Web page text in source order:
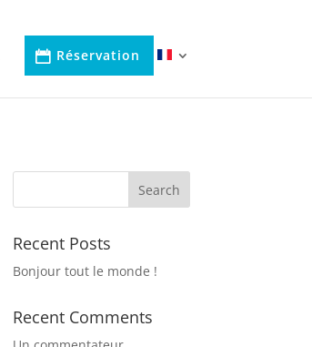
Réservation
Recent Posts
Bonjour tout le monde !
Recent Comments